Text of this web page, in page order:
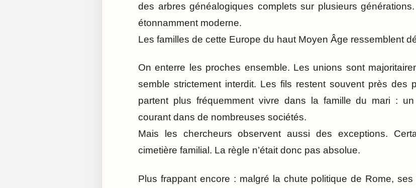
des arbres généalogiques complets sur plusieurs
étonnamment moderne.
Les familles de cette Europe du haut Moyen Âge ressemblent
On enterre les proches ensemble. Les unions sont
semble strictement interdit. Les fils restent souvent près des
partent plus fréquemment vivre dans la famille du mari :
courant dans de nombreuses sociétés.
Mais les chercheurs observent aussi des exceptions.
cimetière familial. La règle n’était donc pas absolue.
Plus frappant encore : malgré la chute politique de Rome,